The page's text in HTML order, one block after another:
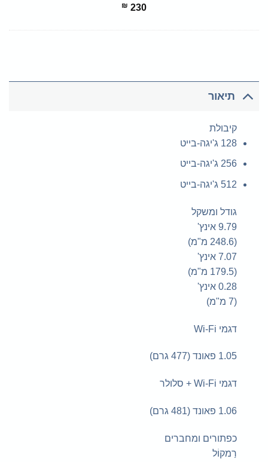
₪ 230
תיאור
קיבולת
128 ג'יגה-בייט
256 ג'יגה-בייט
512 ג'יגה-בייט
גודל ומשקל
9.79 אינץ'
(248.6 מ"מ)
7.07 אינץ'
(179.5 מ"מ)
0.28 אינץ'
(7 מ"מ)
דגמי Wi-Fi
1.05 פאונד (477 גרם)
דגמי Wi-Fi + סלולר
1.06 פאונד (481 גרם)
כפתורים ומחברים
רַמקוֹל